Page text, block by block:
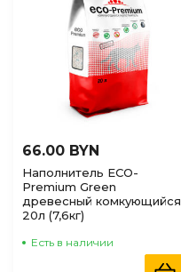
66.00 BYN
Наполнитель ECO-
Premium Green
древесный комкующийся
20л (7,6кг)
Есть в наличии